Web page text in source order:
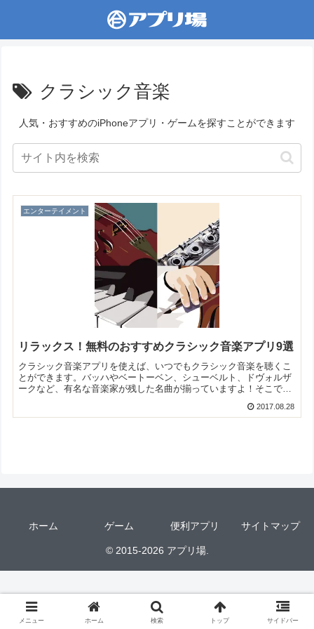
クラシック音楽
人気・おすすめのiPhoneアプリ・ゲームを探すことができます
エンターテイメント
リラックス！無料のおすすめクラシック音楽アプリ9選
クラシック音楽アプリを使えば、いつでもクラシック音楽を聴くこ
とができます。バッハやベートーベン、シューベルト、ドヴォルザ
ークなど、有名な音楽家が残した名曲が揃っていますよ！そこで今
2017.08.28
ホーム ゲーム 便利アプリ サイトマップ
© 2015-2026 アプリ場.
メニュー ホーム 検索 トップ サイドバー